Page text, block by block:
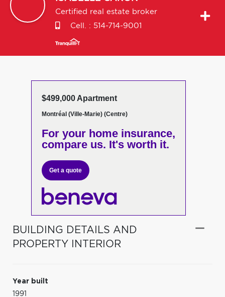
Certified real estate broker
Cell. : 514-714-9001
$499,000 Apartment
Montréal (Ville-Marie) (Centre)
For your home insurance,
compare us. It's worth it.
Get a quote
BUILDING DETAILS AND
PROPERTY INTERIOR
Year built
1991